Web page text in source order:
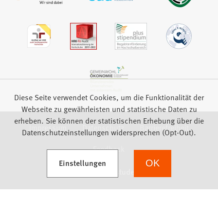
Impressum Datenschutz
Barrierefreiheit
Feedback
Diese Seite verwendet Cookies, um die Funktionalität der
Webseite zu gewährleisten und statistische Daten zu
erheben. Sie können der statistischen Erhebung über die
Datenschutzeinstellungen widersprechen (Opt-Out).
Einstellungen
(Öffnet in einem neuen Tab) OK